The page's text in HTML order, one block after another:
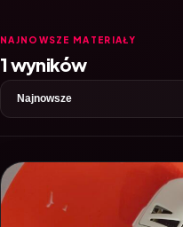
NAJNOWSZE MATERIAŁY
1 wyników